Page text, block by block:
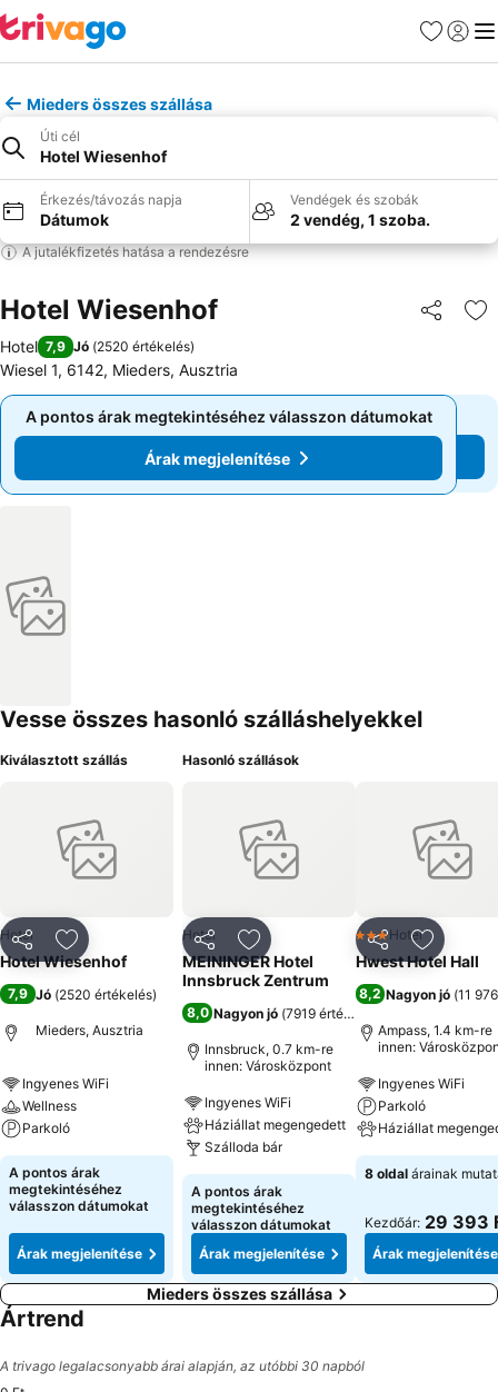
Kedvencek
Mieders összes szállása
Úti cél
Hotel Wiesenhof
Érkezés/távozás napja
Dátumok
Vendégek és szobák
2 vendég, 1 szoba.
A jutalékfizetés hatása a rendezésre
Hotel Wiesenhof
Hotel 7,9 Jó (2520 értékelés)
Wiesel 1, 6142, Mieders, Ausztria
A pontos árak megtekintéséhez válasszon dátumokat
Árak megjelenítése
A pontos árak megtekintéséhez válasszon dátumokat
Árak megjelenítése
Vesse összes hasonló szálláshelyekkel
Kiválasztott szállás
MegosztásHozzáadás a kedvencekhez
Hotel
Hotel Wiesenhof
7,9 Jó (2520 értékelés)
Mieders, Ausztria
Ingyenes WiFi
Wellness
Parkoló
A pontos árak
megtekintéséhez
válasszon dátumokat
Árak megjelenítése
Hasonló szállások
MegosztásHozzáadás a kedvencekhez
Hotel
MEININGER Hotel
Innsbruck Zentrum
8,0 Nagyon jó (7919 értékelés
Innsbruck, 0.7 km-re
innen: Városközpont
Ingyenes WiFi
Háziállat megengedett
Szálloda bár
A pontos árak
megtekintéséhez
válasszon dátumokat
Árak megjelenítése
Megosztás
3 Kategória
Hotel
Hwest Hotel Hall
8,2 Nagyon jó (11
Ampass, 1.4 km-re
innen:
Ingyenes WiFi
Parkoló
Háziállat
8 oldal árainak
Kezdőár: 29 393
Árak megjelenítése
Mieders összes szállása
Ártrend
A trivago legalacsonyabb árai alapján, az utóbbi 30 napból